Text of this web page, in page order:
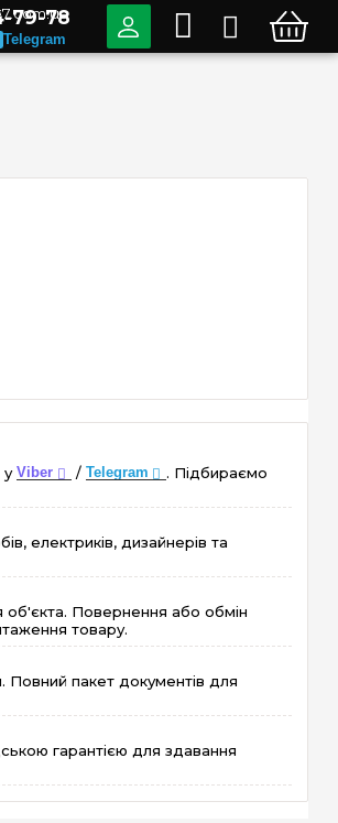
уViber / Telegram
. Підбираємо
електриків, дизайнерів та
Повернення або обмін
товару.
пакет документів для
гарантією для здавання
79-78
Telegram